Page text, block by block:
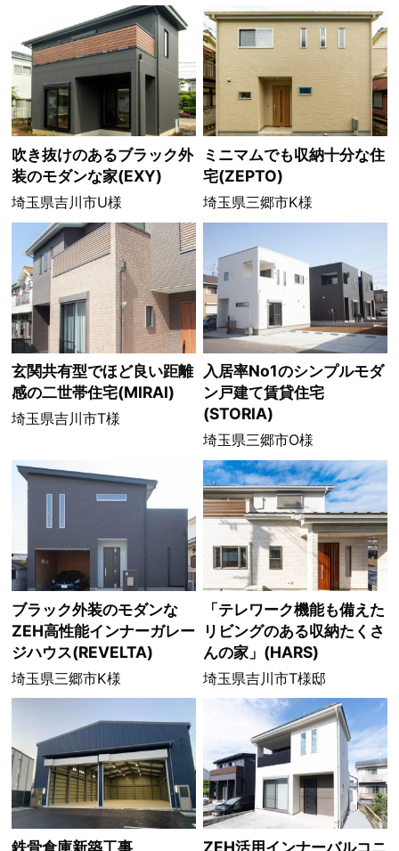
吹き抜けのあるブラック外
装のモダンな家(EXY)
埼玉県吉川市U様
ミニマムでも収納十分な住
宅(ZEPTO)
埼玉県三郷市K様
玄関共有型でほど良い距離
感の二世帯住宅(MIRAI)
埼玉県吉川市T様
入居率No1のシンプルモダ
ン戸建て賃貸住宅
(STORIA)
埼玉県三郷市O様
ブラック外装のモダンな
ZEH高性能インナーガレー
ジハウス(REVELTA)
埼玉県三郷市K様
「テレワーク機能も備えた
リビングのある収納たくさ
んの家」(HARS)
埼玉県吉川市T様邸
鉄骨倉庫新築工事
ZEH活用インナーバルコニ